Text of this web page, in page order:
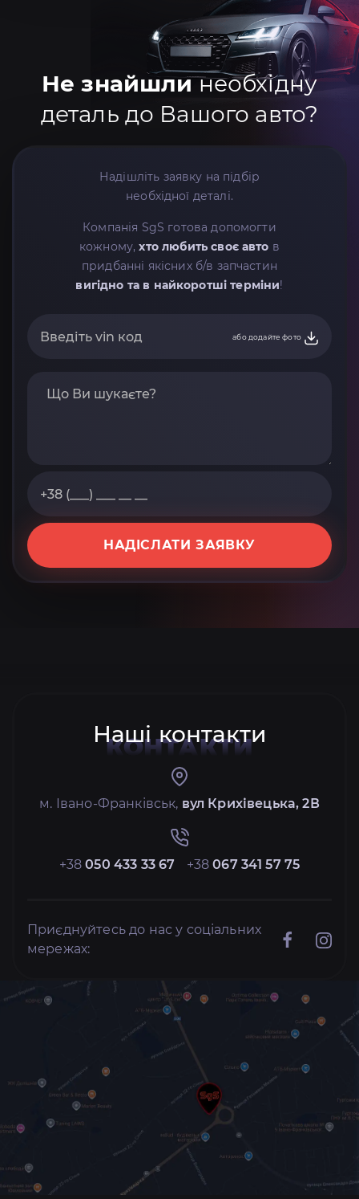
Не знайшлинеобхідну
деталь до Вашого авто?
Надішліть заявку на підбір
необхідної деталі.
Компанія SgS готова допомогти
кожному,хто любить своє авто в
придбанні якісних б/в запчастин
вигідно та в найкоротші терміни!
або додайте фото
НАДІСЛАТИ ЗАЯВКУ
Наші контакти
КОНТАКТИ
м. Івано-Франківськ, вул Крихівецька, 2В
+38050 433 33 67 +38067 341 57 75
Приєднуйтесь до нас у соціальних
мережах: